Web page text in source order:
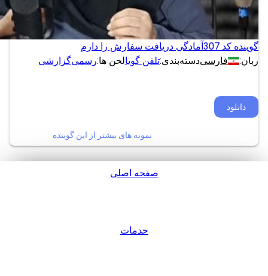
گوینده کد 307
آمادگی دریافت سفارش را دارم
زبان:
فارسیدسته‌بندی:تلفن گویالحن ها:رسمیگزارشی
دانلود
نمونه های بیشتر از این گوینده
صفحه اصلی
خدمات